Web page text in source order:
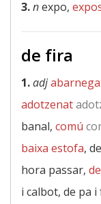
3.nexpo,
de fira
1.adj
adotzenat
banal, comú
baixa estofa,
hora passar,
i calbot, de pa